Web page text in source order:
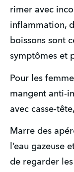
rimer avec
inflammation,
boissons sont
symptômes et
Pour les
mangent anti-
avec casse-
Marre des
l’eau gazeuse
de regarder